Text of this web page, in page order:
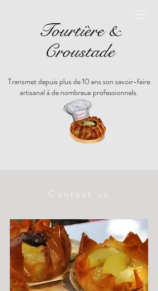
Tourtière &
Croustade
Transmet depuis plus de 10 ans son savoir-faire
artisanal à de nombreux professionnels.
Contact us